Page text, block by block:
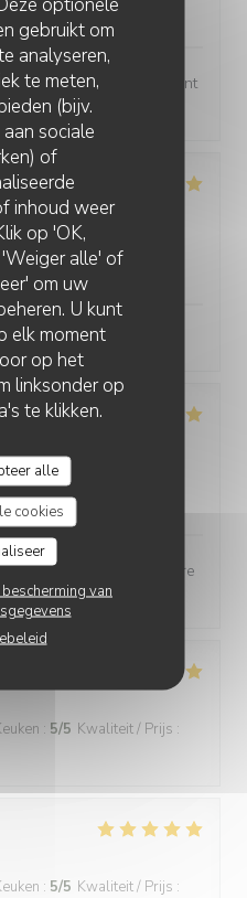
gebruikt om
analyseren,
te meten,
(bijv.
sociale
of
inhoud weer
op 'OK,
alle' of
om uw
U kunt
elk moment
op het
linksonder op
te klikken.
alle
cookies
van
la carte, mais restaurant
: 5/5 Kwaliteit / Prijs
une terrasse sympa
:5
au Bois ou l’atmosphère
et festive
: 5/5 Kwaliteit / Prijs :
: 5/5 Kwaliteit / Prijs :